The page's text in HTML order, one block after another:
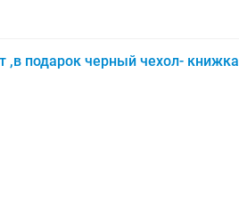
,в подарок черный чехол- книжка